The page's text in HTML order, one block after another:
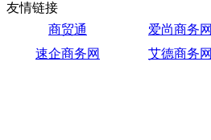
友情链接
商贸通
爱尚商务网
速企商务网
艾德商务网